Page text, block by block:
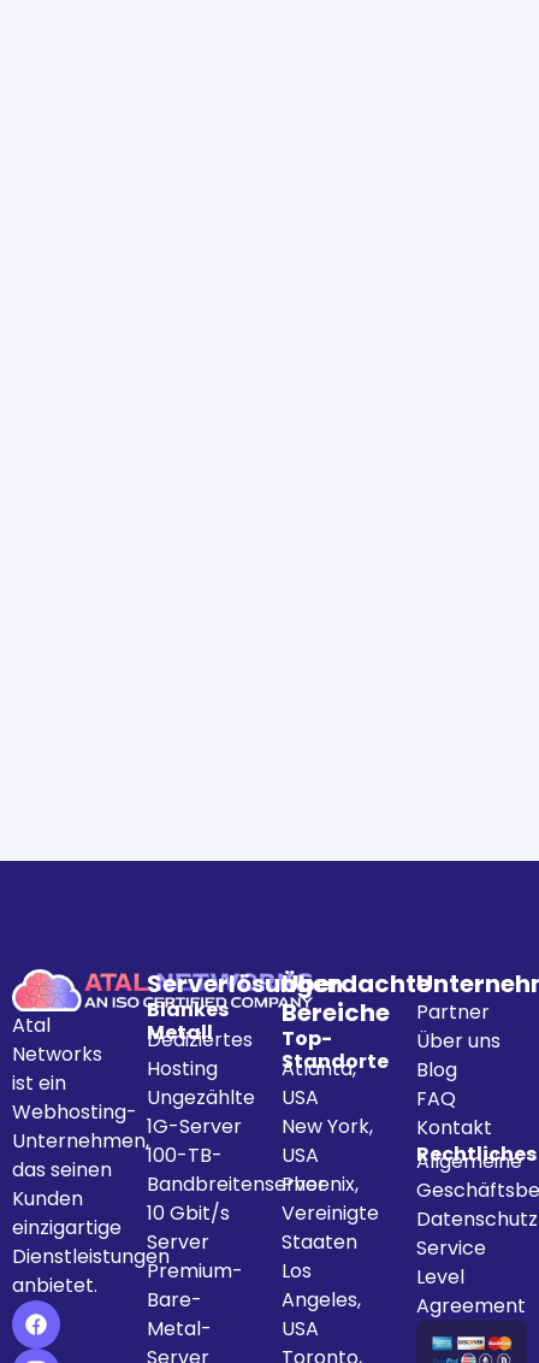
Atal
Networks
ist ein
Webhosting-
Unternehmen,
das seinen
Kunden
einzigartige
Dienstleistungen
anbietet.
Serverlösungen
Blankes
Metall
Dediziertes
Hosting
Ungezählte
1G-Server
100-TB-
Bandbreitenserver
10 Gbit/s
Server
Premium-
Bare-
Metal-
Überdachte
Bereiche
Top-
Standorte
Atlanta,
USA
New York,
USA
Phoenix,
Vereinigte
Staaten
Los
Angeles,
USA
Partner
Über uns
Blog
FAQ
Kontakt
Rechtliches
Allgemeine
Service
Level
Agreement